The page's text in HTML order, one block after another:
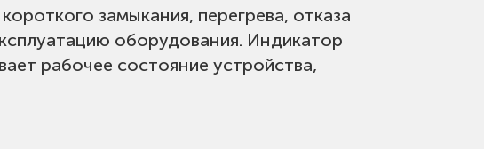
замыкания, перегрева, отказа
оборудования. Индикатор
рабочее состояние устройства,
короткое замыкание тиристоров,